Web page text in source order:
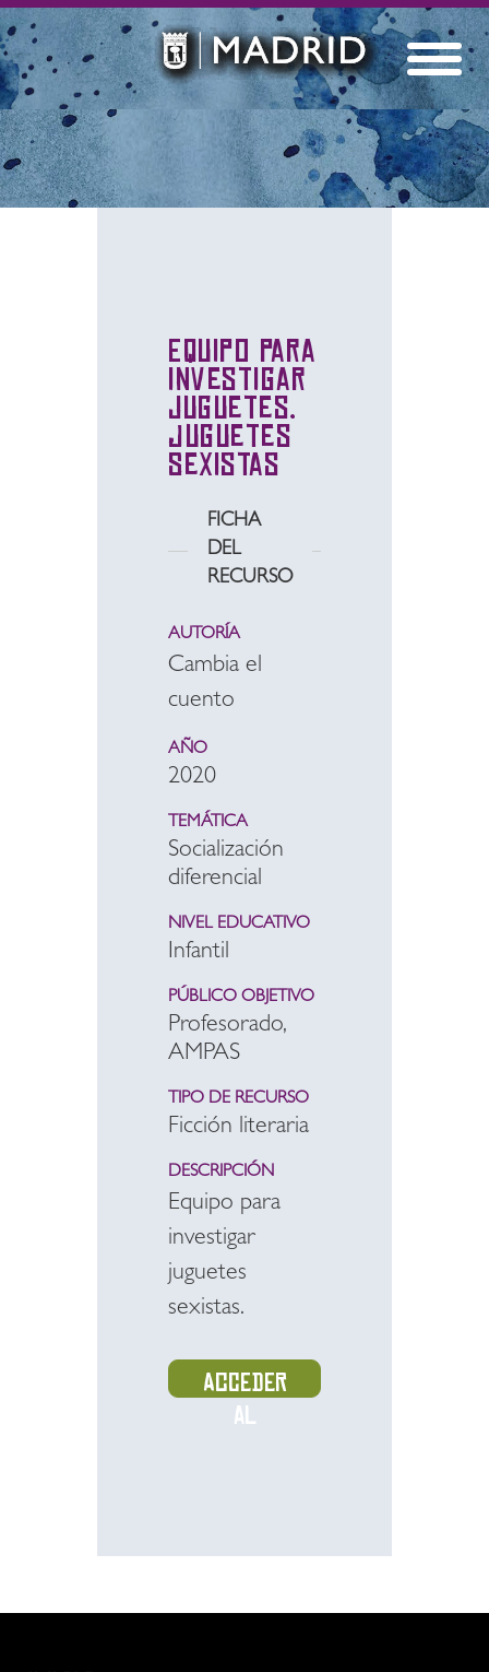
Equipo para
investigar
juguetes.
Juguetes
Sexistas
FICHA
DEL
RECURSO
AUTORÍA
Cambia el
cuento
AÑO
2020
TEMÁTICA
Socialización
diferencial
NIVEL EDUCATIVO
Infantil
PÚBLICO OBJETIVO
Profesorado,
AMPAS
TIPO DE RECURSO
Ficción literaria
DESCRIPCIÓN
Equipo para
investigar
juguetes
sexistas.
Acceder
al